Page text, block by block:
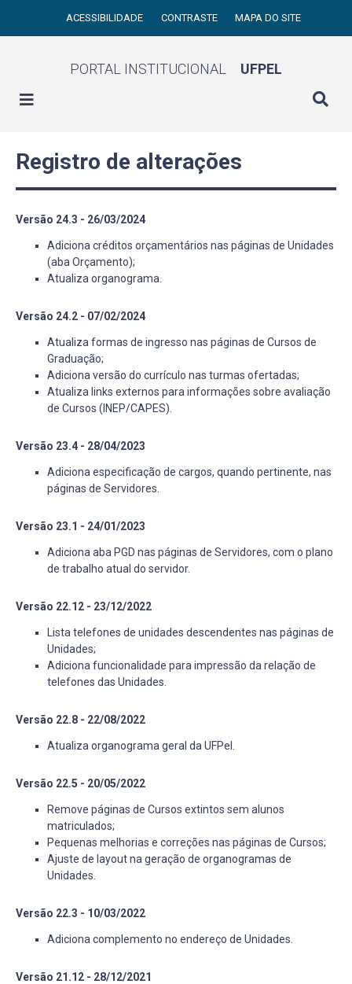
ACESSIBILIDADE CONTRASTE MAPA DO SITE
PORTAL INSTITUCIONAL UFPEL
Registro de alterações
Versão 24.3 - 26/03/2024
Adiciona créditos orçamentários nas páginas de Unidades
(aba Orçamento);
Atualiza organograma.
Versão 24.2 - 07/02/2024
Atualiza formas de ingresso nas páginas de Cursos de
Graduação;
Adiciona versão do currículo nas turmas ofertadas;
Atualiza links externos para informações sobre avaliação
de Cursos (INEP/CAPES).
Versão 23.4 - 28/04/2023
Adiciona especificação de cargos, quando pertinente, nas
páginas de Servidores.
Versão 23.1 - 24/01/2023
Adiciona aba PGD nas páginas de Servidores, com o plano
de trabalho atual do servidor.
Versão 22.12 - 23/12/2022
Lista telefones de unidades descendentes nas páginas de
Unidades;
Adiciona funcionalidade para impressão da relação de
telefones das Unidades.
Versão 22.8 - 22/08/2022
Atualiza organograma geral da UFPel.
Versão 22.5 - 20/05/2022
Remove páginas de Cursos extintos sem alunos
matriculados;
Pequenas melhorias e correções nas páginas de Cursos;
Ajuste de layout na geração de organogramas de
Unidades.
Versão 22.3 - 10/03/2022
Adiciona complemento no endereço de Unidades.
Versão 21.12 - 28/12/2021